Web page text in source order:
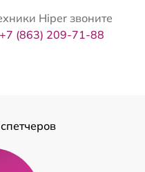
Hiper звоните
+7 (863) 209-71-88